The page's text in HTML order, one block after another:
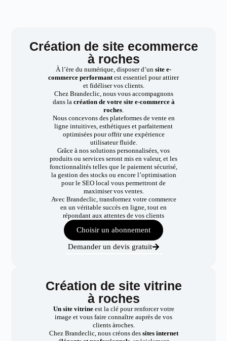
Création de site ecommerce
à roches
À l’ère du numérique, disposer d’un site e-
commerce performantest essentiel pour attirer
et fidéliser vos clients.
Chez Brandeclic, nous vous accompagnons
dans la création de votre site e-commerce à
roches.
Nous concevons des plateformes de vente en
ligne intuitives, esthétiques et parfaitement
optimisées pour offrir une expérience
utilisateur fluide.
Grâce à nos solutions personnalisées, vos
produits ou services seront mis en valeur, et les
fonctionnalités telles que le paiement sécurisé,
la gestion des stocks ou encore l’optimisation
pour le SEO local vous permettront de
maximiser vos ventes.
Avec Brandeclic, transformez votre commerce
en un véritable succès en ligne, tout en
répondant aux attentes de vos clients
Choisir un abonnement
Demander un devis gratuit
Création de site vitrine
à roches
Un site vitrineest la clé pour renforcer votre
image et vous faire connaître auprès de vos
clients àroches.
Chez Brandeclic, nous créons dessites internet